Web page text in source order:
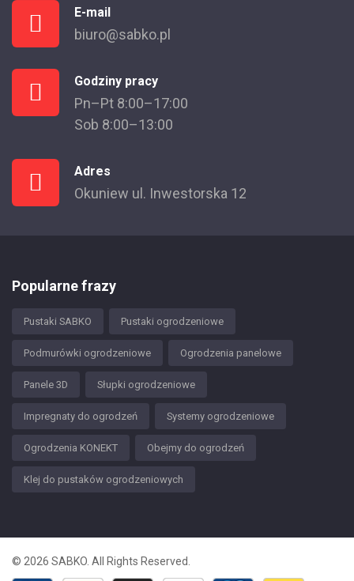
E-mail
biuro@sabko.pl
Godziny pracy
Pn–Pt 8:00–17:00
Sob 8:00–13:00
Adres
Okuniew ul. Inwestorska 12
Popularne frazy
Pustaki SABKO Pustaki ogrodzeniowe
Podmurówki ogrodzeniowe Ogrodzenia panelowe
Panele 3D Słupki ogrodzeniowe
Impregnaty do ogrodzeń Systemy ogrodzeniowe
Ogrodzenia KONEKT Obejmy do ogrodzeń
Klej do pustaków ogrodzeniowych
© 2026 SABKO. All Rights Reserved.